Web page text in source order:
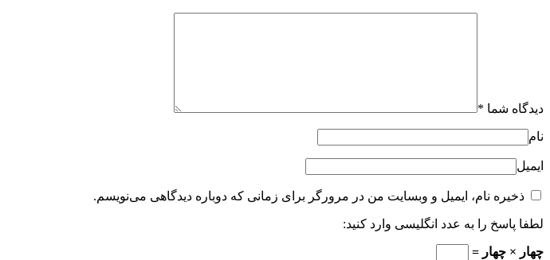
دیدگاه شما *
نام
ایمیل
ذخیره نام، ایمیل و وبسایت من در مرورگر برای زمانی که دوباره دیدگاهی می‌نویسم.
لطفا پاسخ را به عدد انگلیسی وارد کنید:
چهار × چهار =